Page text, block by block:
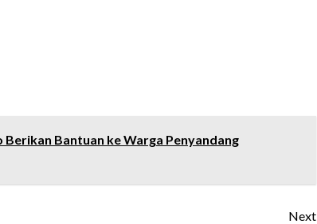
Bantuan ke Warga Penyandang
Next